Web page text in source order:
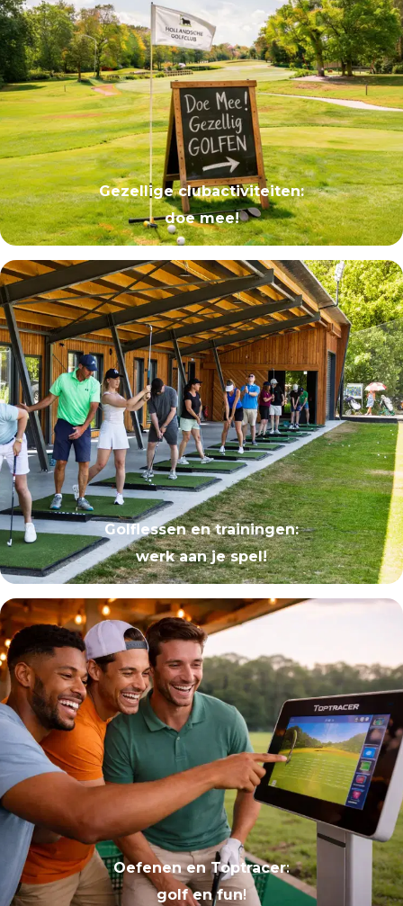
Gezellige clubactiviteiten:
doe mee!
Golflessen en trainingen:
werk aan je spel!
Oefenen en Toptracer:
golf en fun!